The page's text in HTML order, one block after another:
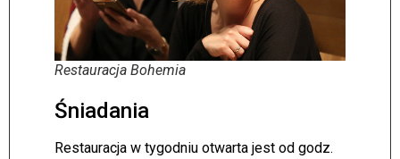
Restauracja Bohemia
Śniadania
Restauracja w tygodniu otwarta jest od godz.